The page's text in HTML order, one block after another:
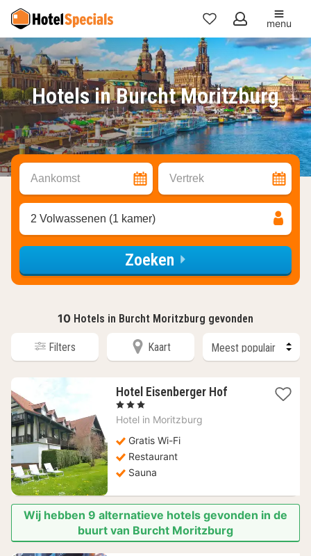
Mijn
favorieten
menu
Hotels in Burcht Moritzburg
Aankomst Vertrek
2 Volwassenen (1 kamer)
Zoeken
10 Hotels in Burcht Moritzburg gevonden
Filters Kaart
Hotel Eisenberger Hof1
, 3 Sterren
Hotel in Moritzburg
Gratis Wi-Fi
Restaurant
Sauna
Wij hebben 9 alternatieve hotels gevonden in de
buurt van Burcht Moritzburg